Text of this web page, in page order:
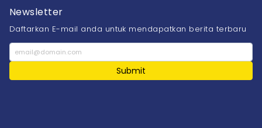
Newsletter
Daftarkan E-mail anda untuk mendapatkan berita terbaru
Submit